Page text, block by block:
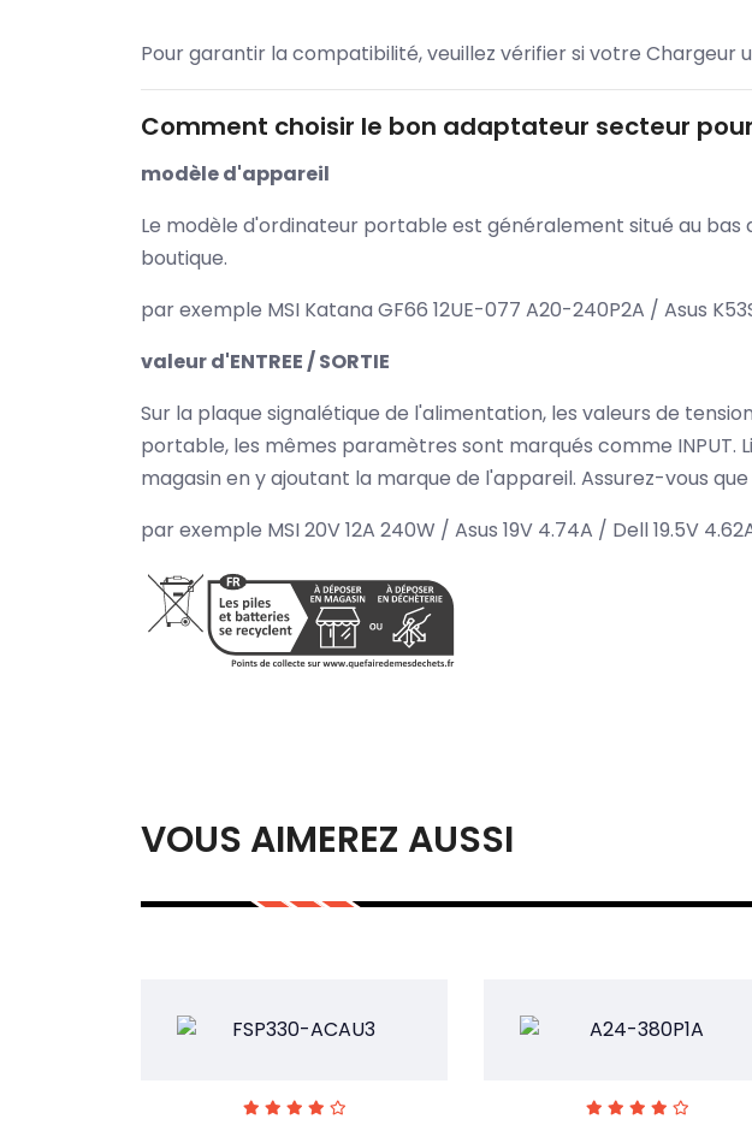
Pour garantir la compatibilité, veuillez vérifier si votre
Comment choisir le bon adaptateur secteur
modèle d'appareil
Le modèle d'ordinateur portable est généralement situé au
boutique.
par exemple MSI Katana GF66 12UE-077 A20-240P2A / Asus
valeur d'ENTREE / SORTIE
Sur la plaque signalétique de l'alimentation, les valeurs de
portable, les mêmes paramètres sont marqués comme INPUT.
magasin en y ajoutant la marque de l'appareil. Assurez-vous
par exemple MSI 20V 12A 240W / Asus 19V 4.74A / Dell 19.5V
VOUS AIMEREZ AUSSI